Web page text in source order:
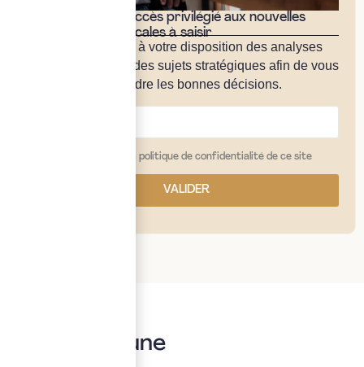
Bénéficiez d'un accès privilégié aux nouvelles
opportunités fiscales à saisir
Notre cabinet met à votre disposition des analyses
approfondies sur des sujets stratégiques afin de vous
permettre de prendre les bonnes décisions.
j'ai lu et j'accepte la politique de confidentialité de ce site
VALIDER
Vous avez une